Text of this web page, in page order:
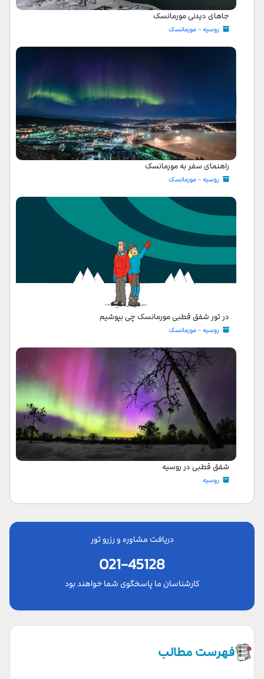
جاهای دیدنی مورمانسک
روسیه - مورمانسک
راهنمای سفر به مورمانسک
روسیه - مورمانسک
در تور شفق قطبی مورمانسک چی بپوشیم
روسیه - مورمانسک
شفق قطبی در روسیه
روسیه
دریافت مشاوره و رزرو تور
021-45128
کارشناسان ما پاسخگوی شما خواهند بود
فهرست مطالب